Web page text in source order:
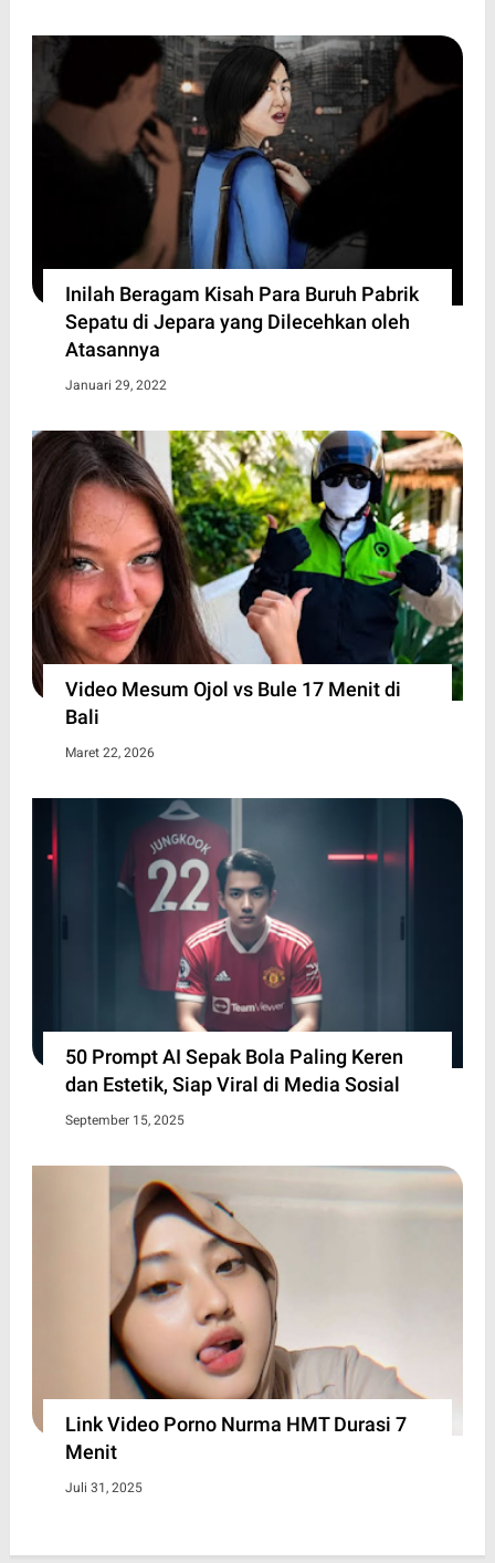
Inilah Beragam Kisah Para Buruh Pabrik
Sepatu di Jepara yang Dilecehkan oleh
Atasannya
Januari 29, 2022
Video Mesum Ojol vs Bule 17 Menit di
Bali
Maret 22, 2026
50 Prompt AI Sepak Bola Paling Keren
dan Estetik, Siap Viral di Media Sosial
September 15, 2025
Link Video Porno Nurma HMT Durasi 7
Menit
Juli 31, 2025